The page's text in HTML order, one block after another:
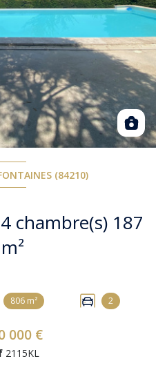
(84210)
m²
806 m² 2
000 €
2115KL